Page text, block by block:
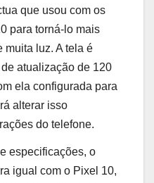
que usou com os
para torná-lo mais
muita luz. A tela é
atualização de 120
ela configurada para
alterar isso
do telefone.
especificações, o
igual com o Pixel 10,